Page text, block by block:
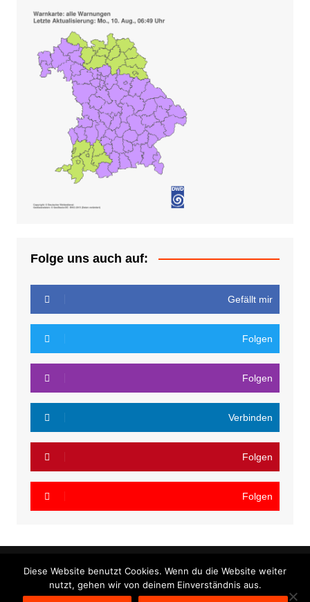
Folge uns auch auf:
Gefällt mir
Folgen
Folgen
Verbinden
Folgen
Folgen
Cream Magazine vonThemebeez
Diese Website benutzt Cookies. Wenn du die Website weiter
nutzt, gehen wir von deinem Einverständnis aus.